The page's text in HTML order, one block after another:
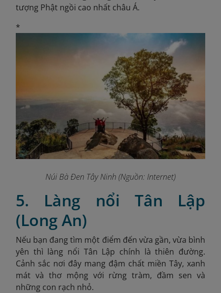
tượng Phật ngồi cao nhất châu Á.
*
Núi Bà Đen Tây Ninh (Nguồn: Internet)
5. Làng nổi Tân Lập
(Long An)
Nếu bạn đang tìm một điểm đến vừa gần, vừa bình
yên thì làng nổi Tân Lập chính là thiên đường.
Cảnh sắc nơi đây mang đậm chất miền Tây, xanh
mát và thơ mộng với rừng tràm, đầm sen và
những con rạch nhỏ.